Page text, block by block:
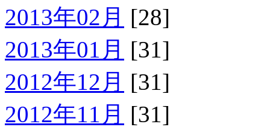
2013年02月 [28]
2013年01月 [31]
2012年12月 [31]
2012年11月 [31]